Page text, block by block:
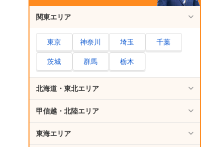
関東エリア
東京 神奈川 埼玉 千葉
茨城 群馬 栃木
北海道・東北エリア
甲信越・北陸エリア
東海エリア